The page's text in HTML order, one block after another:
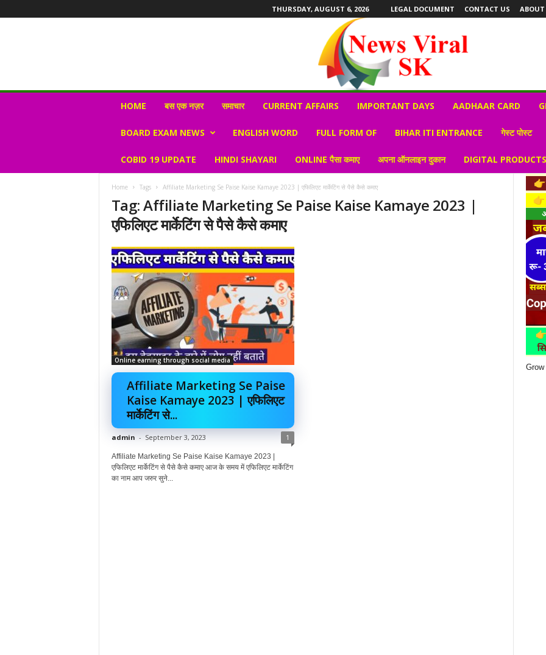
THURSDAY, AUGUST 6, 2026 LEGAL DOCUMENT CONTACT US ABOUT
r
HOME बस एक नज़र समाचार CURRENT AFFAIRS IMPORTANT DAYS AADHAAR CARD
BOARD EXAM NEWS ENGLISH WORD FULL FORM OF BIHAR ITI ENTRANCE गेस्ट पोस्ट
COBID 19 UPDATE HINDI SHAYARI ONLINE पैसा कमाए अपना ऑनलाइन दुकान DIGITAL
Home Tags Affiliate Marketing Se Paise Kaise Kamaye 2023 | एफिलिएट मार्केटिंग से पैसे कैसे कमाए
Tag: Affiliate Marketing Se Paise Kaise Kamaye 2023 |
एफिलिएट मार्केटिंग से पैसे कैसे कमाए
Online earning through social media
Affiliate Marketing Se Paise
Kaise Kamaye 2023 | एफिलिएट
मार्केटिंग से...
admin - September 3, 2023 1
Affiliate Marketing Se Paise Kaise Kamaye 2023 |
एफिलिएट मार्केटिंग से पैसे कैसे कमाए आज के समय में एफिलिएट मार्केटिंग
का नाम आप जरुर सुने...